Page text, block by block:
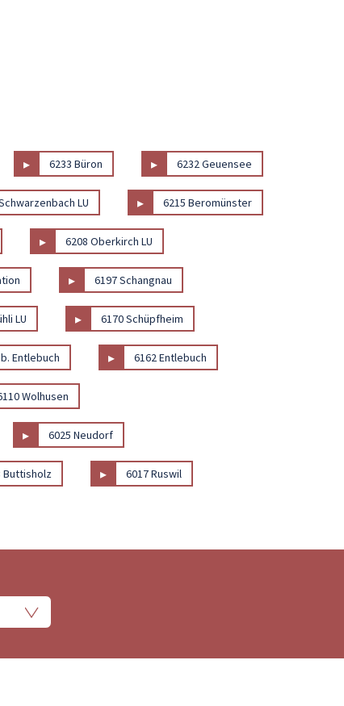
▸ 6233 Büron ▸ 6232 Geuensee
LU ▸ 6215 Beromünster
▸ 6208 Oberkirch LU
▸ 6197 Schangnau
LU ▸ 6170 Schüpfheim
Entlebuch ▸ 6162 Entlebuch
Wolhusen
▸ 6025 Neudorf
Buttisholz ▸ 6017 Ruswil